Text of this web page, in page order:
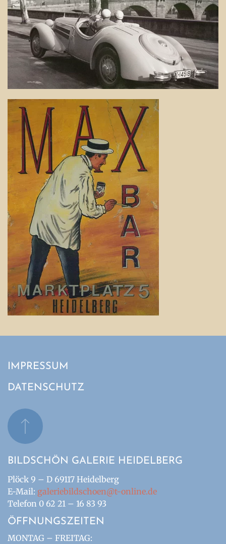
IMPRESSUM
DATENSCHUTZ
BILDSCHÖN GALERIE HEIDELBERG
Plöck 9 – D 69117 Heidelberg
E-Mail: galeriebildschoen@t-online.de
Telefon 0 62 21 – 16 83 93
ÖFFNUNGSZEITEN
MONTAG – FREITAG: